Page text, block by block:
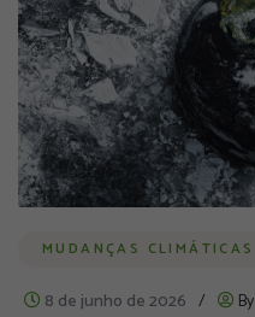
MUDANÇAS CLIMÁTICAS
8 de junho de 2026 / By